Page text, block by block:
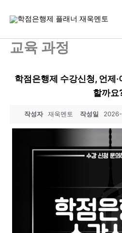
로 교육 과정
학점은행제 수강신청, 언제·
할까요
작성자 재욱멘토 작성일